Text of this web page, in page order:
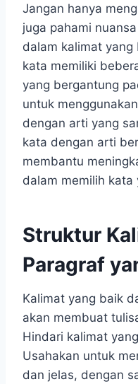
Jangan hanya
juga pahami
dalam kalimat
kata memiliki
yang bergantung
untuk
dengan arti yang
kata dengan arti
membantu
dalam memilih kata
Struktur
Paragraf
Kalimat yang baik
akan membuat
Hindari kalimat
Usahakan untuk
dan jelas, dengan